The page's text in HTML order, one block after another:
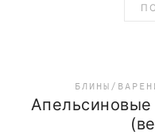
БЛИНЫ/